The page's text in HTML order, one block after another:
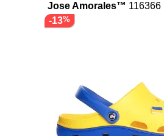
Jose Amorales™ 116366
-13